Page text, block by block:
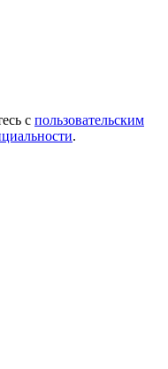
с пользовательским
.